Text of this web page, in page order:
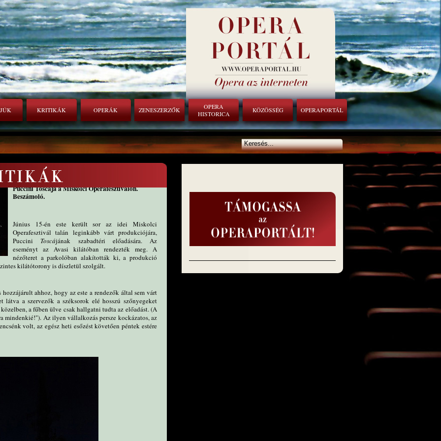
KRITIKÁK OPERÁK ZENESZERZŐK
OPERA
HISTORICA
KÖZÖSSÉG OPERAPORTÁL
TOSCA A FRONTVONALBAN
Puccini Toscája a Miskolci Operafesztiválon.
Beszámoló.
Június 15-én este került sor az idei Miskolci
Operafesztivál talán leginkább várt produkciójára,
Puccini Toscájának szabadtéri előadására. Az
eseményt az Avasi kilátóban rendezték meg. A
nézőteret a parkolóban alakították ki, a produkció
kilátótorony is díszletül szolgált.
ahhoz, hogy az este a rendezők által sem várt
a szervezők a széksorok elé hosszú szőnyegeket
a fűben ülve csak hallgatni tudta az előadást. (A
Az ilyen vállalkozás persze kockázatos, az
volt, az egész heti esőzést követően péntek estére